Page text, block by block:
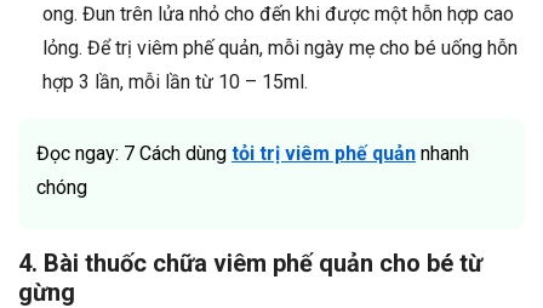
ong. Đun trên lửa nhỏ cho đến khi được một hỗn hợp cao
lỏng. Để trị viêm phế quản, mỗi ngày mẹ cho bé uống hỗn
hợp 3 lần, mỗi lần từ 10 – 15ml.
Đọc ngay: 7 Cách dùng tỏi trị viêm phế quản nhanh
chóng
4. Bài thuốc chữa viêm phế quản cho bé từ
gừng